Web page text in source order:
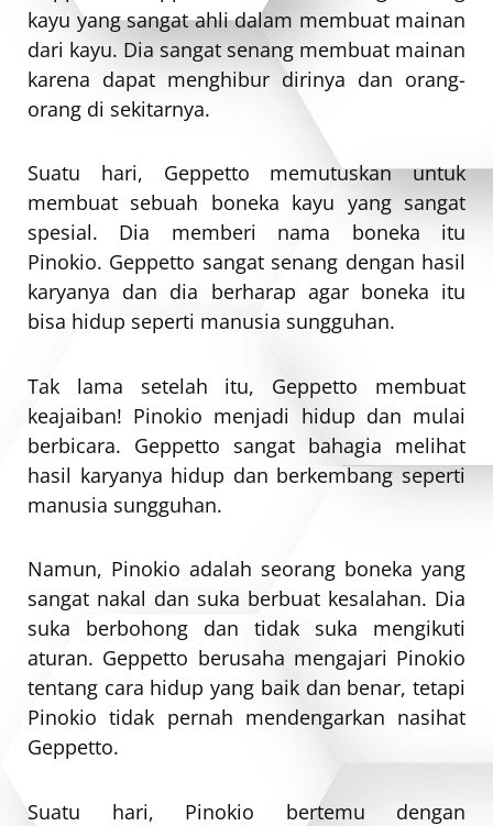
kayu yang sangat ahli dalam membuat mainan
dari kayu. Dia sangat senang membuat mainan
karena dapat menghibur dirinya dan orang-
orang di sekitarnya.
Suatu hari, Geppetto memutuskan untuk
membuat sebuah boneka kayu yang sangat
spesial. Dia memberi nama boneka itu
Pinokio. Geppetto sangat senang dengan hasil
karyanya dan dia berharap agar boneka itu
bisa hidup seperti manusia sungguhan.
Tak lama setelah itu, Geppetto membuat
keajaiban! Pinokio menjadi hidup dan mulai
berbicara. Geppetto sangat bahagia melihat
hasil karyanya hidup dan berkembang seperti
manusia sungguhan.
Namun, Pinokio adalah seorang boneka yang
sangat nakal dan suka berbuat kesalahan. Dia
suka berbohong dan tidak suka mengikuti
aturan. Geppetto berusaha mengajari Pinokio
tentang cara hidup yang baik dan benar, tetapi
Pinokio tidak pernah mendengarkan nasihat
Geppetto.
Suatu hari, Pinokio bertemu dengan